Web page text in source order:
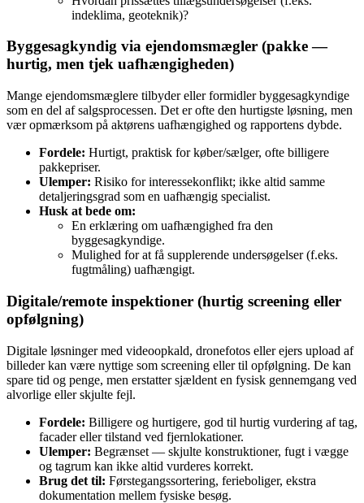
indeklima, geoteknik)?
Byggesagkyndig via ejendomsmægler (pakke —
hurtig, men tjek uafhængigheden)
Mange ejendomsmæglere tilbyder eller formidler byggesagkyndige
som en del af salgsprocessen. Det er ofte den hurtigste løsning, men
vær opmærksom på aktørens uafhængighed og rapportens dybde.
Fordele: Hurtigt, praktisk for køber/sælger, ofte billigere
pakkepriser.
Ulemper: Risiko for interessekonflikt; ikke altid samme
detaljeringsgrad som en uafhængig specialist.
Husk at bede om:
En erklæring om uafhængighed fra den
byggesagkyndige.
Mulighed for at få supplerende undersøgelser (f.eks.
fugtmåling) uafhængigt.
Digitale/remote inspektioner (hurtig screening eller
opfølgning)
Digitale løsninger med videoopkald, dronefotos eller ejers upload af
billeder kan være nyttige som screening eller til opfølgning. De kan
spare tid og penge, men erstatter sjældent en fysisk gennemgang ved
alvorlige eller skjulte fejl.
Fordele: Billigere og hurtigere, god til hurtig vurdering af tag,
facader eller tilstand ved fjernlokationer.
Ulemper: Begrænset — skjulte konstruktioner, fugt i vægge
og tagrum kan ikke altid vurderes korrekt.
Brug det til: Førstegangssortering, ferieboliger, ekstra
dokumentation mellem fysiske besøg.